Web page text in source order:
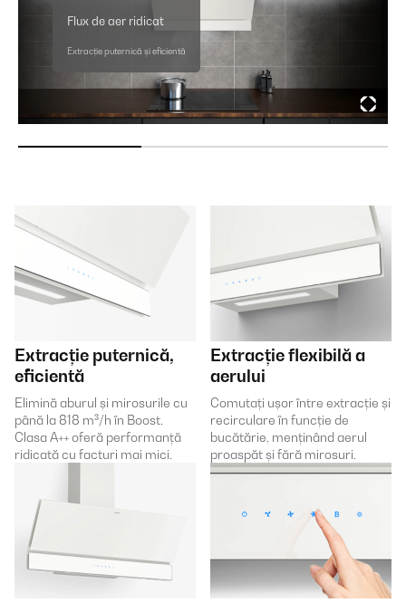
Flux de aer ridicat
Extracție puternică și eficientă
Extracție puternică,
eficientă
Elimină aburul și mirosurile cu
până la 818 m³/h în Boost.
Clasa A++ oferă performanță
ridicată cu facturi mai mici.
Extracție flexibilă a
aerului
Comutați ușor între extracție și
recirculare în funcție de
bucătărie, menținând aerul
proaspăt și fără mirosuri.